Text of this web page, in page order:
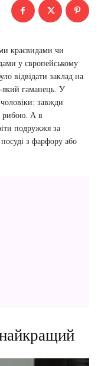
краєвидами чи
у європейському
відвідати заклад на
який гаманець. У
завжди
рибою. А в
подружжя за
з фарфору або